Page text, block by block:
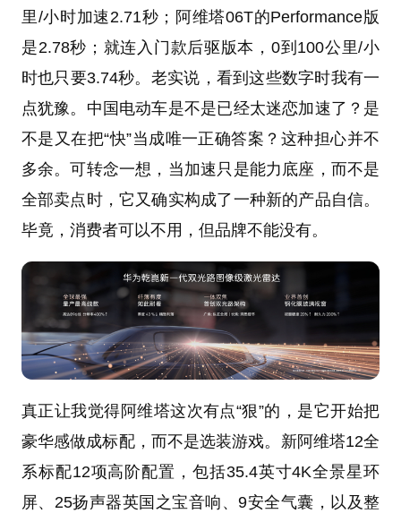
里/小时加速2.71秒；阿维塔06T的Performance版
是2.78秒；就连入门款后驱版本，0到100公里/小
时也只要3.74秒。老实说，看到这些数字时我有一
点犹豫。中国电动车是不是已经太迷恋加速了？是
不是又在把“快”当成唯一正确答案？这种担心并不
多余。可转念一想，当加速只是能力底座，而不是
全部卖点时，它又确实构成了一种新的产品自信。
毕竟，消费者可以不用，但品牌不能没有。
真正让我觉得阿维塔这次有点“狠”的，是它开始把
豪华感做成标配，而不是选装游戏。新阿维塔12全
系标配12项高阶配置，包括35.4英寸4K全景星环
屏、25扬声器英国之宝音响、9安全气囊，以及整